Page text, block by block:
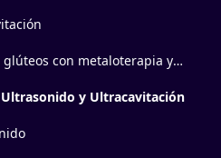
con metaloterapia y
y Ultracavitación